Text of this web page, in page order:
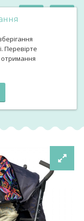
Перевірте
отримання
коляску з бежевою
з
сіткою